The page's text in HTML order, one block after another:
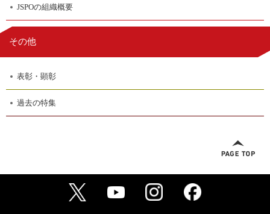
JSPOの組織概要
その他
表彰・顕彰
過去の特集